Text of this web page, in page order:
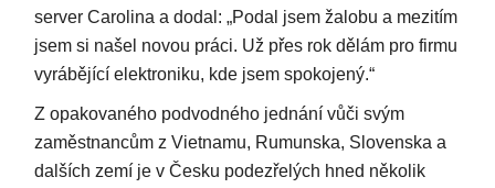
server Carolina a dodal: „Podal jsem žalobu a mezitím
jsem si našel novou práci. Už přes rok dělám pro firmu
vyrábějící elektroniku, kde jsem spokojený.“
Z opakovaného podvodného jednání vůči svým
zaměstnancům z Vietnamu, Rumunska, Slovenska a
dalších zemí je v Česku podezřelých hned několik